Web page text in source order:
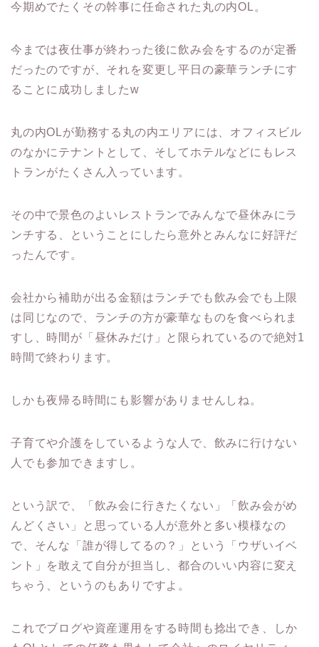
今期めでたくその幹事に任命された丸の内OL。
今までは夜仕事が終わった後に飲み会をするのが定番
だったのですが、それを変更し平日の豪華ランチにす
ることに成功しましたw
丸の内OLが勤務する丸の内エリアには、オフィスビル
のなかにテナントとして、そしてホテルなどにもレス
トランがたくさん入っています。
その中で景色のよいレストランでみんなで昼休みにラ
ンチする、ということにしたら意外とみんなに好評だ
ったんです。
会社から補助が出る金額はランチでも飲み会でも上限
は同じなので、ランチの方が豪華なものを食べられま
すし、時間が「昼休みだけ」と限られているので絶対1
時間で終わります。
しかも夜帰る時間にも影響がありませんしね。
子育てや介護をしているような人で、飲みに行けない
人でも参加できますし。
という訳で、「飲み会に行きたくない」「飲み会がめ
んどくさい」と思っている人が意外と多い模様なの
で、そんな「誰が得してるの？」という「ウザいイベ
ント」を敢えて自分が担当し、都合のいい内容に変え
ちゃう、というのもありですよ。
これでブログや資産運用をする時間も捻出でき、しか